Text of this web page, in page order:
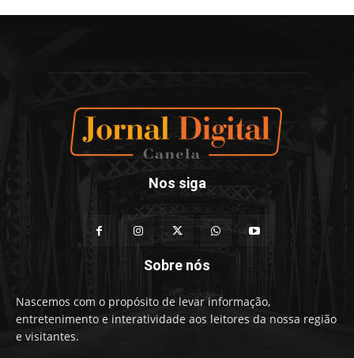
Nos siga
Sobre nós
Nascemos com o propósito de levar informação,
entretenimento e interatividade aos leitores da nossa região
e visitantes.